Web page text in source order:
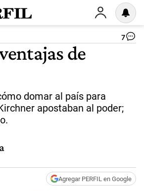
7
de
domar al país para
apostaban al poder;
Agregar PERFIL en Google